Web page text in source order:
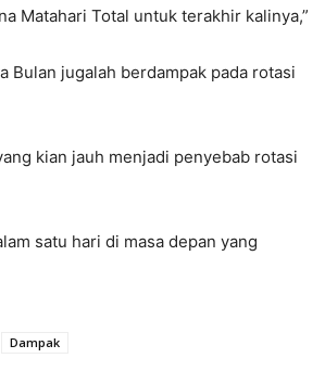
Matahari Total untuk terakhir kalinya,”
Bulan jugalah berdampak pada rotasi
kian jauh menjadi penyebab rotasi
satu hari di masa depan yang
Dampak